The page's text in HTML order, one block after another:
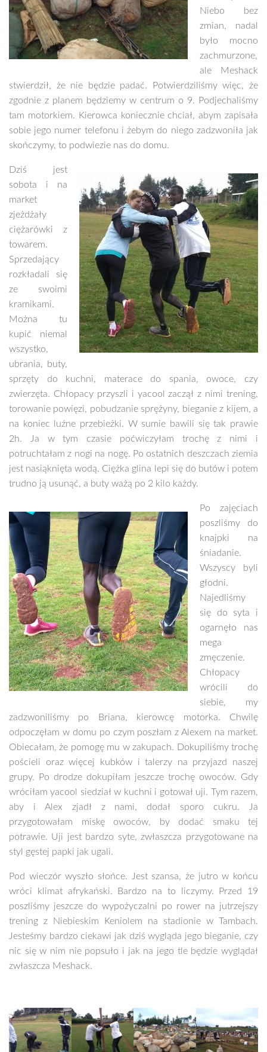
Niebo bez
zmian, nadal
było mocno
zachmurzone,
ale Meshack
stwierdził, że nie będzie padać. Potwierdziliśmy więc, że
zgodnie z planem będziemy w centrum o 9. Podjechaliśmy
tam motorkiem. Kierowca koniecznie chciał, abym zapisała
sobie jego numer telefonu i żebym do niego zadzwoniła jak
skończymy, to podwiezie nas do domu.
Dziś jest
sobota i na
market
zjeżdżały
ciężarówki z
towarem.
Sprzedający
rozkładali się
ze swoimi
kramikami.
Można tu
kupić niemal
wszystko,
ubrania, buty,
sprzęty do kuchni, materace do spania, owoce, czy
zwierzęta. Chłopacy przyszli i yacool zaczął z nimi trening,
torowanie powięzi, pobudzanie sprężyny, bieganie z kijem, a
na koniec luźne przebieżki. W sumie bawili się tak prawie
2h. Ja w tym czasie poćwiczyłam trochę z nimi i
potruchtałam z nogi na nogę. Po ostatnich deszczach ziemia
jest nasiąknięta wodą. Ciężka glina lepi się do butów i potem
trudno ją usunąć, a buty ważą po 2 kilo każdy.
Po zajęciach
poszliśmy do
knajpki na
śniadanie.
Wszyscy byli
głodni.
Najedliśmy
się do syta i
ogarnęło nas
mega
zmęczenie.
Chłopacy
wrócili do
siebie, my
zadzwoniliśmy po Briana, kierowcę motorka. Chwilę
odpoczęłam w domu po czym poszłam z Alexem na market.
Obiecałam, że pomogę mu w zakupach. Dokupiliśmy trochę
pościeli oraz więcej kubków i talerzy na przyjazd naszej
grupy. Po drodze dokupiłam jeszcze trochę owoców. Gdy
wróciłam yacool siedział w kuchni i gotował uji. Tym razem,
aby i Alex zjadł z nami, dodał sporo cukru. Ja
przygotowałam miskę owoców, by dodać smaku tej
potrawie. Uji jest bardzo syte, zwłaszcza przygotowane na
styl gęstej papki jak ugali.
Pod wieczór wyszło słońce. Jest szansa, że jutro w końcu
wróci klimat afrykański. Bardzo na to liczymy. Przed 19
poszliśmy jeszcze do wypożyczalni po rower na jutrzejszy
trening z Niebieskim Keniolem na stadionie w Tambach.
Jesteśmy bardzo ciekawi jak dziś wygląda jego bieganie, czy
nic się w nim nie popsuło i jak na jego tle będzie wyglądał
zwłaszcza Meshack.